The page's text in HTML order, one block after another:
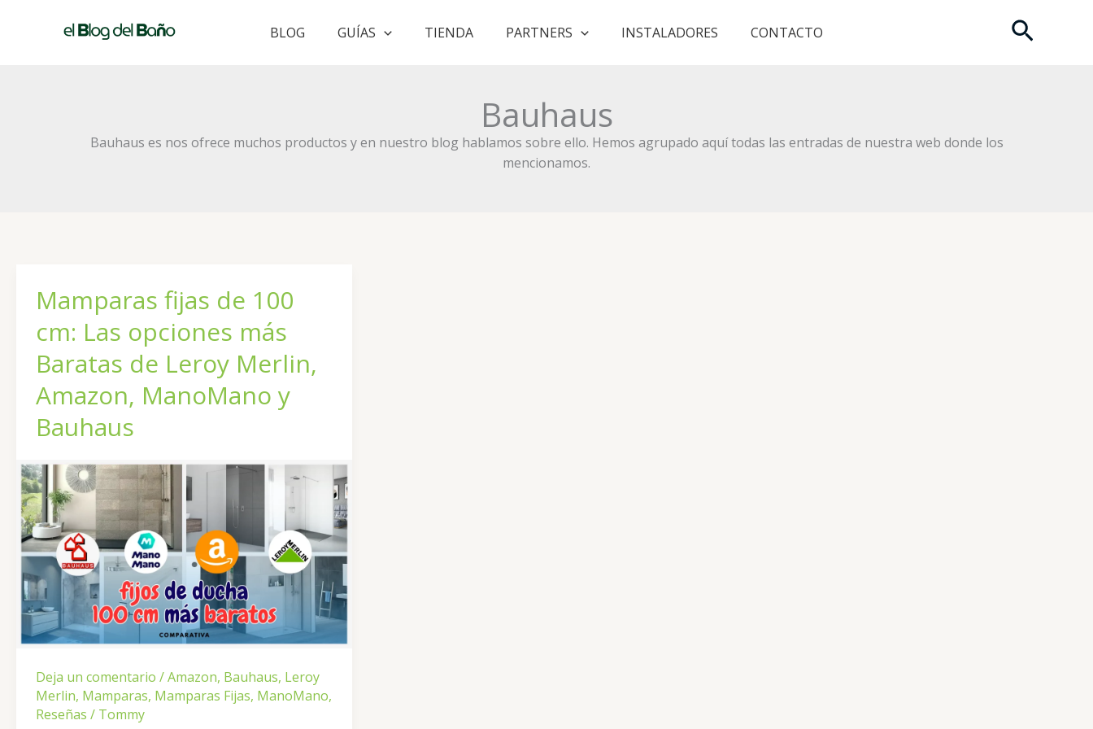
BLOG GUÍAS TIENDA PARTNERS INSTALADORES CONTACTO Buscar
Bauhaus
Bauhaus es nos ofrece muchos productos y en nuestro blog hablamos sobre ello. Hemos agrupado aquí todas las entradas de nuestra web donde los
mencionamos.
Mamparas fijas de 100
cm: Las opciones más
Baratas de Leroy Merlin,
Amazon, ManoMano y
Bauhaus
Deja un comentario /Amazon, Bauhaus, Leroy
Merlin, Mamparas, Mamparas Fijas, ManoMano,
Reseñas / Tommy